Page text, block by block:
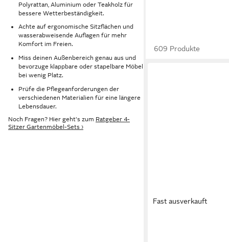
Polyrattan, Aluminium oder Teakholz für
bessere Wetterbeständigkeit.
Achte auf ergonomische Sitzflächen und
wasserabweisende Auflagen für mehr
Komfort im Freien.
Miss deinen Außenbereich genau aus und
bevorzuge klappbare oder stapelbare Möbel
bei wenig Platz.
Prüfe die Pflegeanforderungen der
verschiedenen Materialien für eine längere
Lebensdauer.
Noch Fragen? Hier geht's zum Ratgeber 4-
Sitzer Gartenmöbel-Sets ›
609 Produkte
Fast ausverkauft